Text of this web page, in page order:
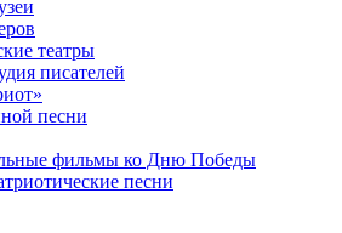
театры
писателей
песни
фильмы ко Дню Победы
песни